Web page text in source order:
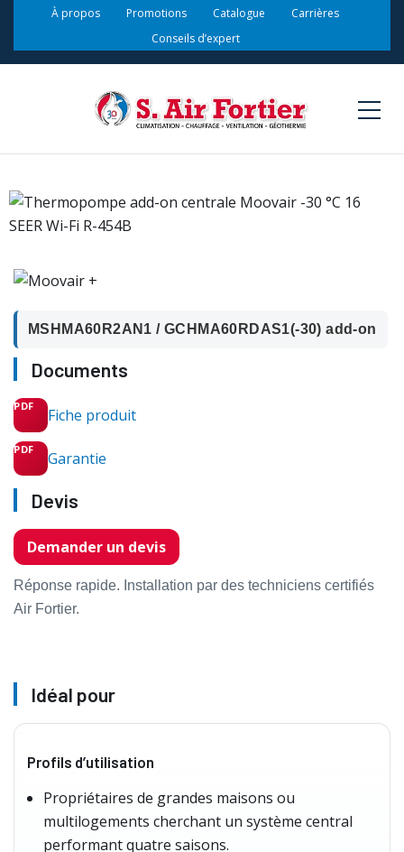
À propos Promotions Catalogue
Carrières
Conseils d’expert
MSHMA60R2AN1 / GCHMA60RDAS1(-30) add-on
Documents
Fiche produit
Garantie
Devis
Demander un devis
Réponse rapide. Installation par des techniciens certifiés
Air Fortier.
Idéal pour
Profils d’utilisation
Propriétaires de grandes maisons ou
multilogements cherchant un système central
performant quatre saisons.